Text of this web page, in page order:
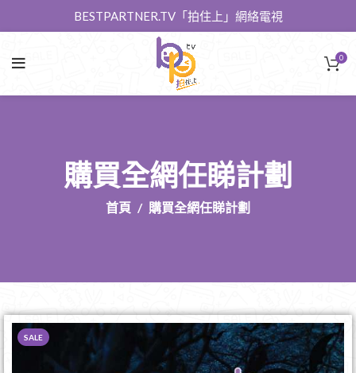
BESTPARTNER.TV「拍住上」網絡電視
0
購買全網任睇計劃
首頁 購買全網任睇計劃
SALE